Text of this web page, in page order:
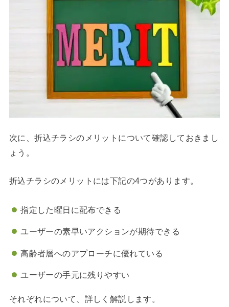
次に、折込チラシのメリットについて確認しておきまし
ょう。
折込チラシのメリットには下記の4つがあります。
指定した曜日に配布できる
ユーザーの素早いアクションが期待できる
高齢者層へのアプローチに優れている
ユーザーの手元に残りやすい
それぞれについて、詳しく解説します。